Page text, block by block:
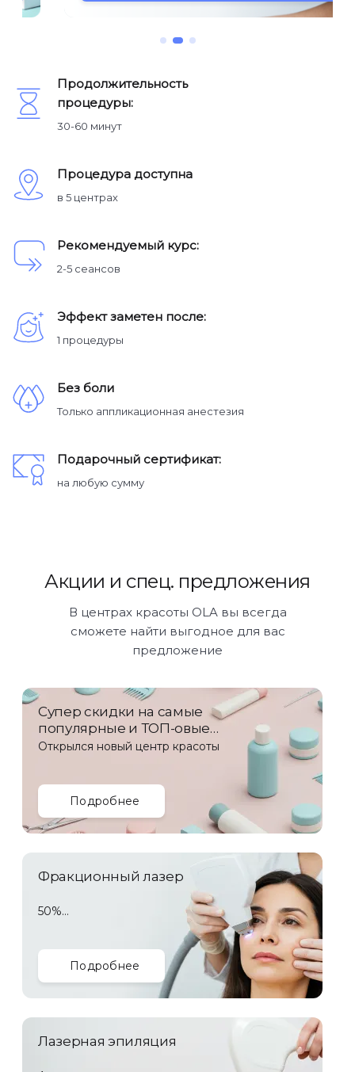
Продолжительность
процедуры:
30-60 минут
Процедура доступна
в 5 центрах
Рекомендуемый курс:
2-5 сеансов
Эффект заметен после:
1 процедуры
Без боли
Только аппликационная анестезия
Подарочный сертификат:
на любую сумму
Акции и спец. предложения
В центрах красоты OLA вы всегда
сможете найти выгодное для вас
предложение
Супер скидки на самые
популярные и ТОП-овые
услуги!
Открылся новый центр красоты
Подробнее
Фракционный лазер
50%
Подробнее
Лазерная эпиляция